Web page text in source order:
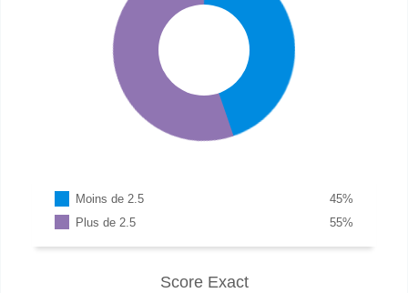
Moins de 2.5 %
45
Plus de 2.5
%
55
Score Exact